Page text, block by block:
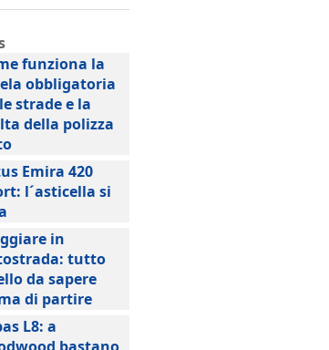
funziona la
obbligatoria
strade e la
della polizza
Emira 420
l´asticella si
in
tutto
da sapere
di partire
L8: a